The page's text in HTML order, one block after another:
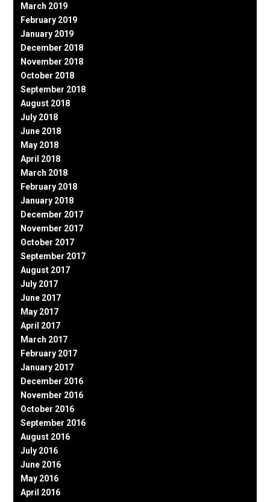
March 2019
February 2019
January 2019
December 2018
November 2018
October 2018
September 2018
August 2018
July 2018
June 2018
May 2018
April 2018
March 2018
February 2018
January 2018
December 2017
November 2017
October 2017
September 2017
August 2017
July 2017
June 2017
May 2017
April 2017
March 2017
February 2017
January 2017
December 2016
November 2016
October 2016
September 2016
August 2016
July 2016
June 2016
May 2016
April 2016